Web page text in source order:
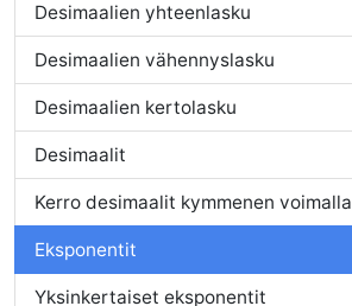
Desimaalien yhteenlasku
Desimaalien vähennyslasku
Desimaalien kertolasku
Desimaalit
Kerro desimaalit kymmenen voimalla
Eksponentit
Yksinkertaiset eksponentit